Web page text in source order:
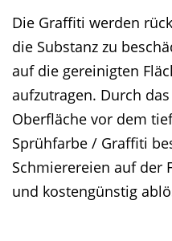
Die Graffiti werden
die Substanz zu
auf die gereinigten
aufzutragen. Durch
Oberfläche vor dem
Sprühfarbe / Graffiti
Schmierereien auf der
und kostengünstig